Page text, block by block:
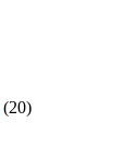
(20)